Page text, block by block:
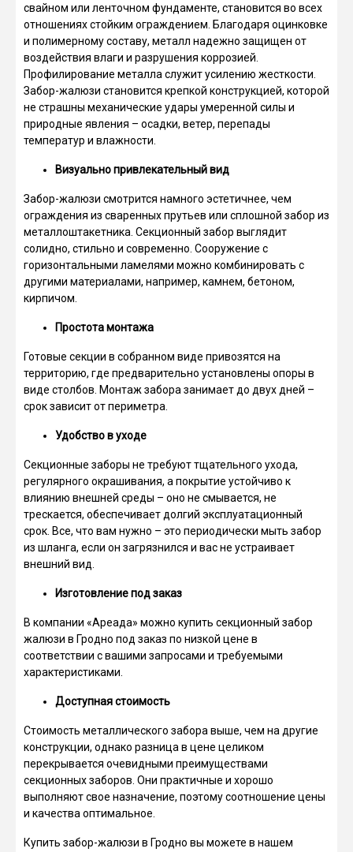
свайном или ленточном фундаменте, становится во всех
отношениях стойким ограждением. Благодаря оцинковке
и полимерному составу, металл надежно защищен от
воздействия влаги и разрушения коррозией.
Профилирование металла служит усилению жесткости.
Забор-жалюзи становится крепкой конструкцией, которой
не страшны механические удары умеренной силы и
природные явления – осадки, ветер, перепады
температур и влажности.
Визуально привлекательный вид
Забор-жалюзи смотрится намного эстетичнее, чем
ограждения из сваренных прутьев или сплошной забор из
металлоштакетника. Секционный забор выглядит
солидно, стильно и современно. Сооружение с
горизонтальными ламелями можно комбинировать с
другими материалами, например, камнем, бетоном,
кирпичом.
Простота монтажа
Готовые секции в собранном виде привозятся на
территорию, где предварительно установлены опоры в
виде столбов. Монтаж забора занимает до двух дней –
срок зависит от периметра.
Удобство в уходе
Секционные заборы не требуют тщательного ухода,
регулярного окрашивания, а покрытие устойчиво к
влиянию внешней среды – оно не смывается, не
трескается, обеспечивает долгий эксплуатационный
срок. Все, что вам нужно – это периодически мыть забор
из шланга, если он загрязнился и вас не устраивает
внешний вид.
Изготовление под заказ
В компании «Ареада» можно купить секционный забор
жалюзи в Гродно под заказ по низкой цене в
соответствии с вашими запросами и требуемыми
характеристиками.
Доступная стоимость
Стоимость металлического забора выше, чем на другие
конструкции, однако разница в цене целиком
перекрывается очевидными преимуществами
секционных заборов. Они практичные и хорошо
выполняют свое назначение, поэтому соотношение цены
и качества оптимальное.
Купить забор-жалюзи в Гродно вы можете в нашем